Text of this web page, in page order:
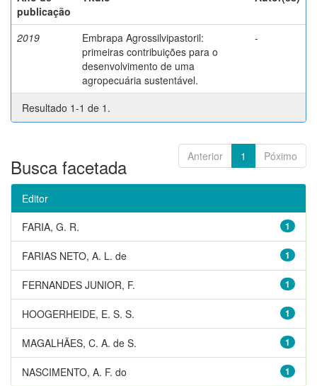
publicação
2019
Embrapa Agrossilvipastoril:
primeiras contribuições para o
desenvolvimento de uma
agropecuária sustentável.
-
Resultado 1-1 de 1.
Anterior 1 Póximo
Busca facetada
Editor
1
FARIA, G. R.
1
FARIAS NETO, A. L. de
1
FERNANDES JUNIOR, F.
1
HOOGERHEIDE, E. S. S.
1
MAGALHÃES, C. A. de S.
1
NASCIMENTO, A. F. do